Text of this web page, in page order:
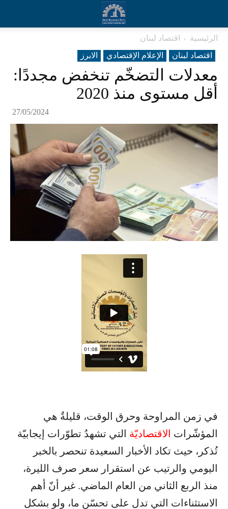
الرئيسية
اقتصاد لبنان
اقتصاد لبنان
الإعلام الإقتصادي الابرز
معدلات التضخّم تنخفض مجددًا:
أقل مستوى منذ 2020
27/05/2024
في زمن المراوحة وحرق الوقت، قليلةٌ هي
المؤشّرات الاقتصاديّة التي تشهدُ تطوّرات إيجابيّة
تُذكر، حيث تكاد الأخبار السعيدة تنحصر بالخبر
اليومي والرتيب عن استقرار سعر صرف الليرة،
منذ الربع الثاني من العام الماضي. غير أنّ أهم
الاستثناءات التي تدل على تحسّن ما، ولو بشكل